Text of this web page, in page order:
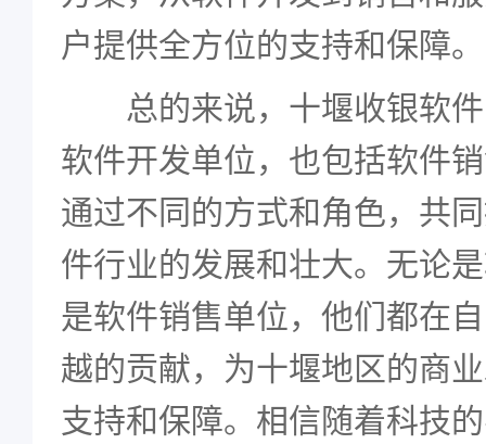
户提供全方位的支持和保障。
总的来说，十堰收银软件
软件开发单位，也包括软件
通过不同的方式和角色，共
件行业的发展和壮大。无论
是软件销售单位，他们都在
越的贡献，为十堰地区的商
支持和保障。相信随着科技